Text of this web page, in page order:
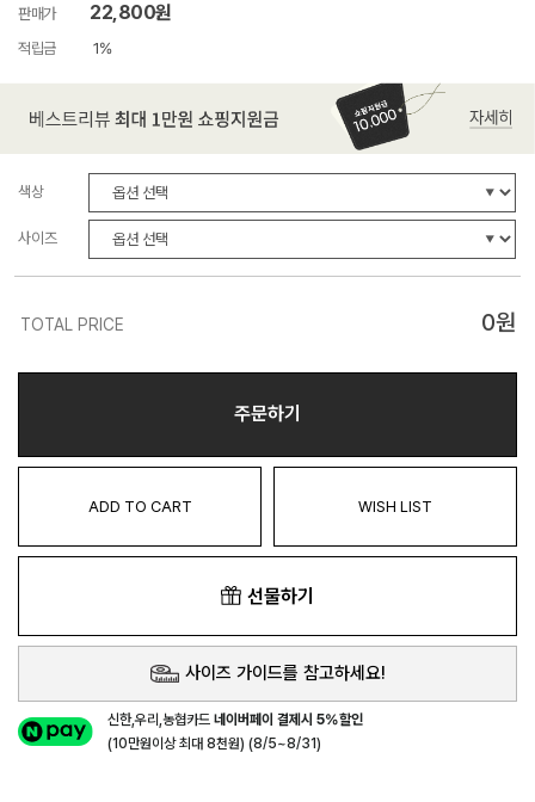
판매가 22,800원
적립금 1%
색상
사이즈
TOTAL PRICE 0원
주문하기
ADD TO CART WISH LIST
선물하기
사이즈 가이드를 참고하세요!
신한,우리,농협카드네이버페이 결제시 5%할인
(10만원이상 최대 8천원) (8/5~8/31)